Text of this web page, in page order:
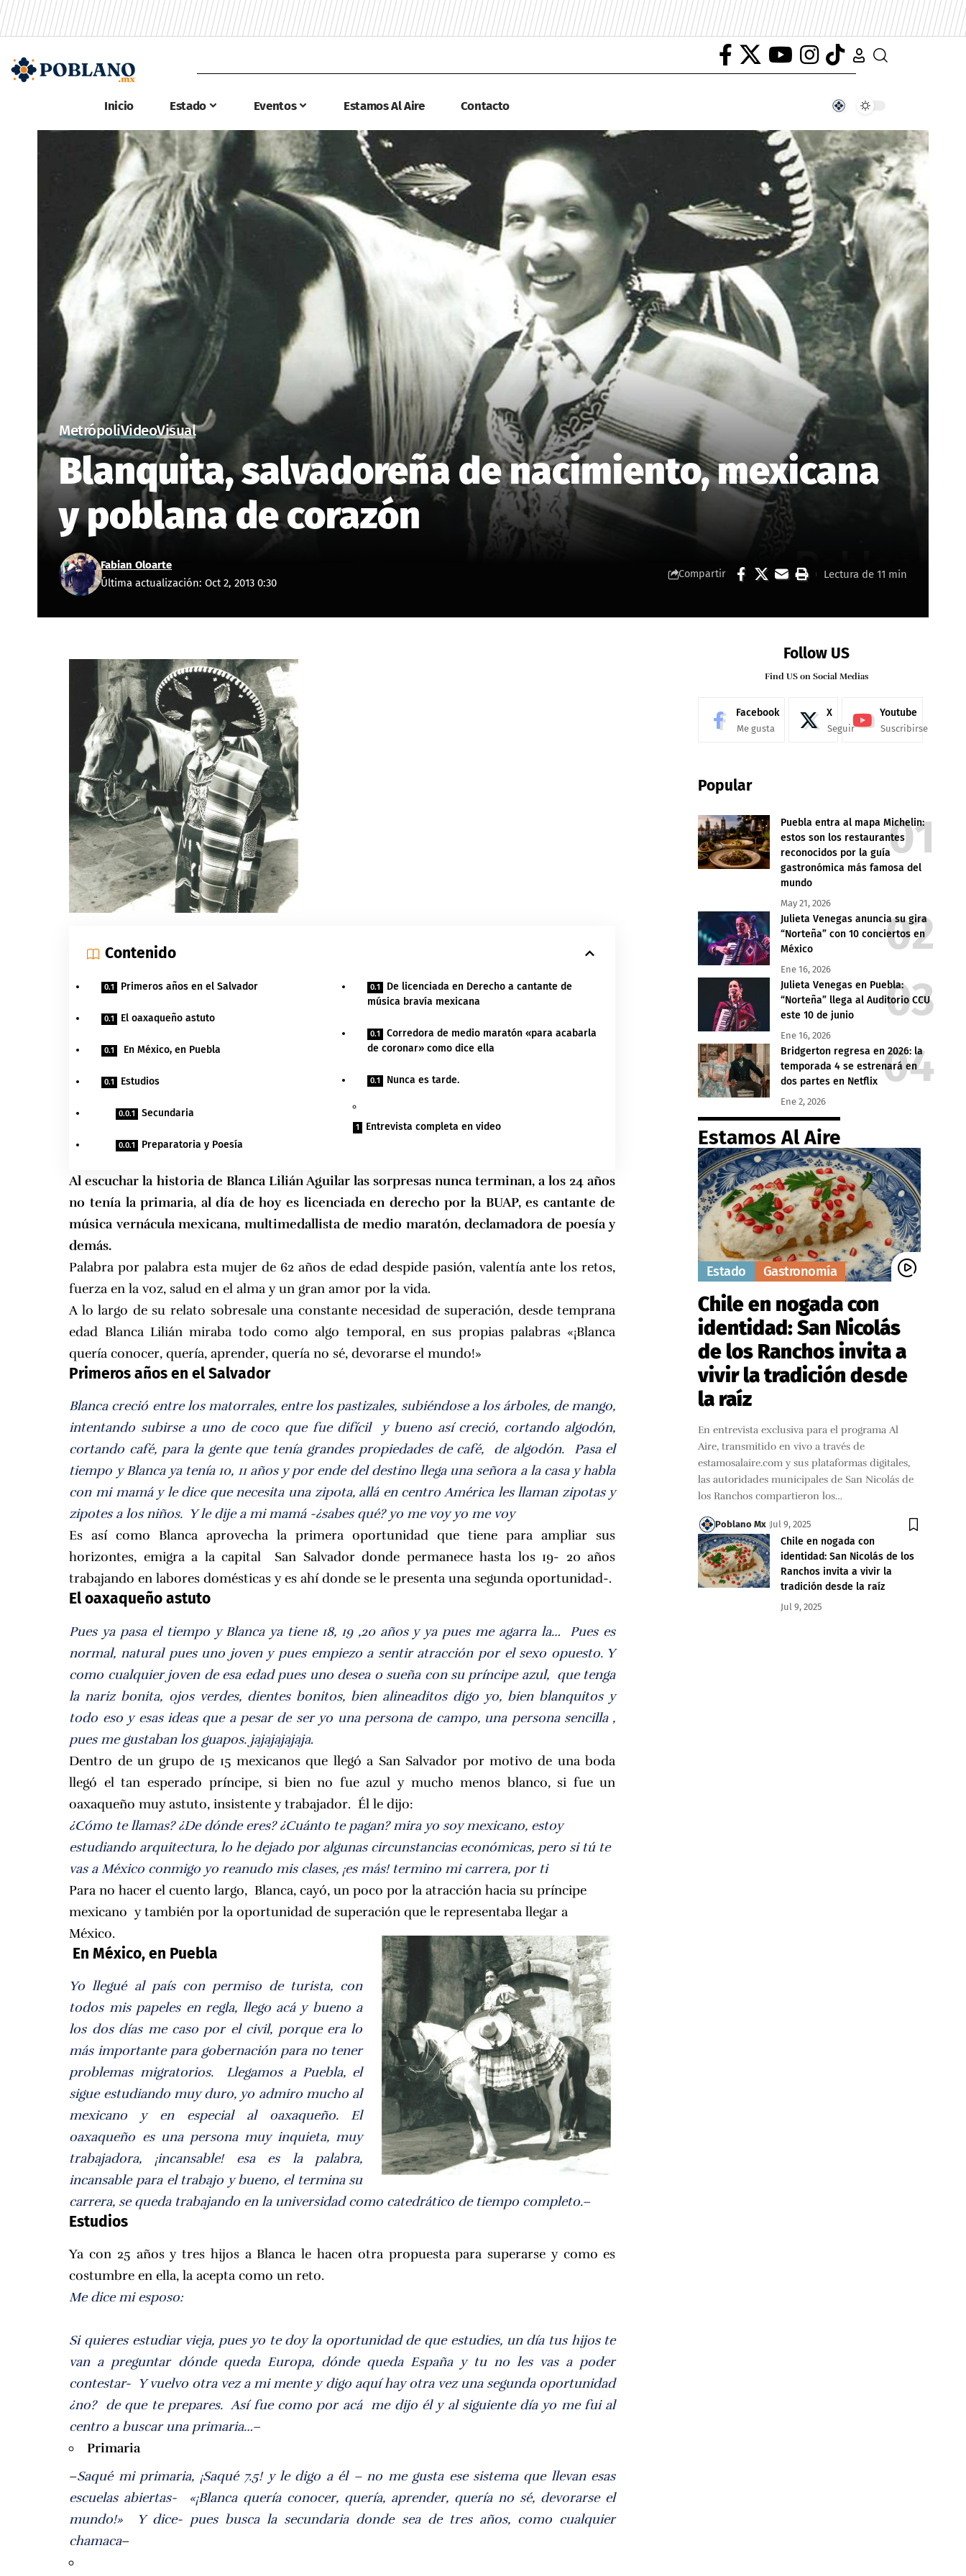
Inicio Estado Eventos Estamos Al Aire Contacto
MetrópoliVideoVisual
Blanquita, salvadoreña de nacimiento, mexicana
y poblana de corazón
Última actualización: Oct 2, 2013 0:30
Fabian Oloarte
Compartir Lectura de 11 min
Contenido
Primeros años en el Salvador
El oaxaqueño astuto
En México, en Puebla
Estudios
Secundaria
Preparatoria y Poesía
De licenciada en Derecho a cantante de
música bravía mexicana
Corredora de medio maratón «para acabarla
de coronar» como dice ella
Nunca es tarde.
Entrevista completa en video
Al escuchar la historia de Blanca Lilián Aguilar las sorpresas nunca terminan, a los 24 años
no tenía la primaria, al día de hoy es licenciada en derecho por la BUAP, es cantante de
música vernácula mexicana, multimedallista de medio maratón, declamadora de poesía y
demás.
Palabra por palabra esta mujer de 62 años de edad despide pasión, valentía ante los retos,
fuerza en la voz, salud en el alma y un gran amor por la vida.
A lo largo de su relato sobresale una constante necesidad de superación, desde temprana
edad Blanca Lilián miraba todo como algo temporal, en sus propias palabras «¡Blanca
quería conocer, quería, aprender, quería no sé, devorarse el mundo!»
Primeros años en el Salvador
Blanca creció entre los matorrales, entre los pastizales, subiéndose a los árboles, de mango,
intentando subirse a uno de coco que fue difícil y bueno así creció, cortando algodón,
cortando café, para la gente que tenía grandes propiedades de café, de algodón. Pasa el
tiempo y Blanca ya tenía 10, 11 años y por ende del destino llega una señora a la casa y habla
con mi mamá y le dice que necesita una zipota, allá en centro América les llaman zipotas y
zipotes a los niños. Y le dije a mi mamá -¿sabes qué? yo me voy yo me voy
Es así como Blanca aprovecha la primera oportunidad que tiene para ampliar sus
horizontes, emigra a la capital San Salvador donde permanece hasta los 19- 20 años
trabajando en labores domésticas y es ahí donde se le presenta una segunda oportunidad-.
El oaxaqueño astuto
Pues ya pasa el tiempo y Blanca ya tiene 18, 19 ,20 años y ya pues me agarra la… Pues es
normal, natural pues uno joven y pues empiezo a sentir atracción por el sexo opuesto. Y
como cualquier joven de esa edad pues uno desea o sueña con su príncipe azul, que tenga
la nariz bonita, ojos verdes, dientes bonitos, bien alineaditos digo yo, bien blanquitos y
todo eso y esas ideas que a pesar de ser yo una persona de campo, una persona sencilla ,
pues me gustaban los guapos. jajajajajaja.
Dentro de un grupo de 15 mexicanos que llegó a San Salvador por motivo de una boda
llegó el tan esperado príncipe, si bien no fue azul y mucho menos blanco, si fue un
oaxaqueño muy astuto, insistente y trabajador. Él le dijo:
¿Cómo te llamas? ¿De dónde eres? ¿Cuánto te pagan? mira yo soy mexicano, estoy
estudiando arquitectura, lo he dejado por algunas circunstancias económicas, pero si tú te
vas a México conmigo yo reanudo mis clases, ¡es más! termino mi carrera, por ti
Para no hacer el cuento largo, Blanca, cayó, un poco por la atracción hacia su príncipe
mexicano y también por la oportunidad de superación que le representaba llegar a
México.
En México, en Puebla
Yo llegué al país con permiso de turista, con
todos mis papeles en regla, llego acá y bueno a
los dos días me caso por el civil, porque era lo
más importante para gobernación para no tener
problemas migratorios. Llegamos a Puebla, el
sigue estudiando muy duro, yo admiro mucho al
mexicano y en especial al oaxaqueño. El
oaxaqueño es una persona muy inquieta, muy
trabajadora, ¡incansable! esa es la palabra,
incansable para el trabajo y bueno, el termina su
carrera, se queda trabajando en la universidad como catedrático de tiempo completo.–
Estudios
Ya con 25 años y tres hijos a Blanca le hacen otra propuesta para superarse y como es
costumbre en ella, la acepta como un reto.
Me dice mi esposo:
Si quieres estudiar vieja, pues yo te doy la oportunidad de que estudies, un día tus hijos te
van a preguntar dónde queda Europa, dónde queda España y tu no les vas a poder
contestar- Y vuelvo otra vez a mi mente y digo aquí hay otra vez una segunda oportunidad
¿no? de que te prepares. Así fue como por acá me dijo él y al siguiente día yo me fui al
centro a buscar una primaria…–
Primaria
–Saqué mi primaria, ¡Saqué 7.5! y le digo a él – no me gusta ese sistema que llevan esas
escuelas abiertas- «¡Blanca quería conocer, quería, aprender, quería no sé, devorarse el
mundo!» Y dice- pues busca la secundaria donde sea de tres años, como cualquier
chamaca–
Follow US
Find US on Social Medias
Facebook
Me gusta
X
Seguir
Youtube
Suscribirse
Popular
Puebla entra al mapa Michelin:
estos son los restaurantes
reconocidos por la guía
gastronómica más famosa del
mundo
May 21, 2026
Julieta Venegas anuncia su gira
“Norteña” con 10 conciertos en
México
Ene 16, 2026
Julieta Venegas en Puebla:
“Norteña” llega al Auditorio CCU
este 10 de junio
Ene 16, 2026
Bridgerton regresa en 2026: la
temporada 4 se estrenará en
dos partes en Netflix
Ene 2, 2026
Estamos Al Aire
Estado Gastronomía
Chile en nogada con
identidad: San Nicolás
de los Ranchos invita a
vivir la tradición desde
la raíz
En entrevista exclusiva para el programa Al
Aire, transmitido en vivo a través de
estamosalaire.com y sus plataformas digitales,
las autoridades municipales de San Nicolás de
los Ranchos compartieron los…
Poblano Mx Jul 9, 2025
Chile en nogada con
identidad: San Nicolás de los
Ranchos invita a vivir la
tradición desde la raíz
Jul 9, 2025